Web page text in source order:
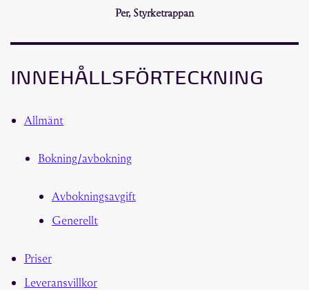
Per, Styrketrappan
INNEHÅLLSFÖRTECKNING
Allmänt
Bokning/avbokning
Avbokningsavgift
Generellt
Priser
Leveransvillkor